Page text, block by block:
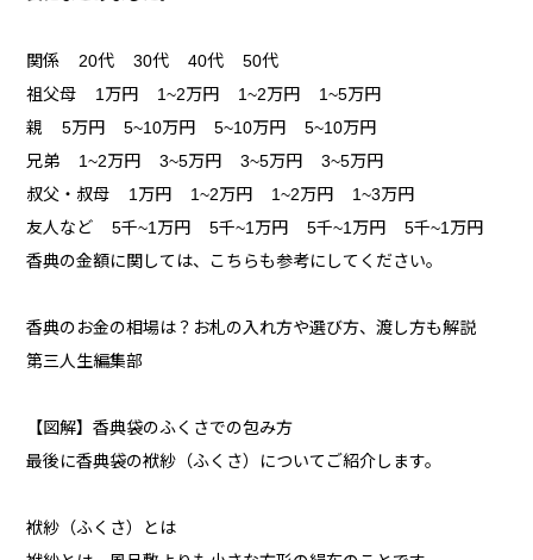
関係 20代 30代 40代 50代
祖父母 1万円 1~2万円 1~2万円 1~5万円
親 5万円 5~10万円 5~10万円 5~10万円
兄弟 1~2万円 3~5万円 3~5万円 3~5万円
叔父・叔母 1万円 1~2万円 1~2万円 1~3万円
友人など 5千~1万円 5千~1万円 5千~1万円 5千~1万円
香典の金額に関しては、こちらも参考にしてください。
香典のお金の相場は？お札の入れ方や選び方、渡し方も解説
第三人生編集部
【図解】香典袋のふくさでの包み方
最後に香典袋の袱紗（ふくさ）についてご紹介します。
袱紗（ふくさ）とは